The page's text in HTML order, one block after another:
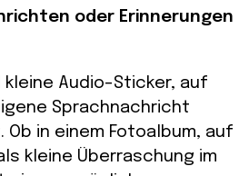
oder Erinnerungen
Audio-Sticker, auf
Sprachnachricht
in einem Fotoalbum, auf
kleine Überraschung im